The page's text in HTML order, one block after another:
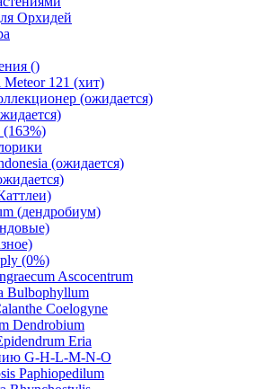
Орхидей
()
121 (хит)
(ожидается)
(ожидается)
(дендробиум)
(0%)
Ascocentrum
Bulbophyllum
Coelogyne
Dendrobium
Eria
G-H-L-M-N-O
Paphiopedilum